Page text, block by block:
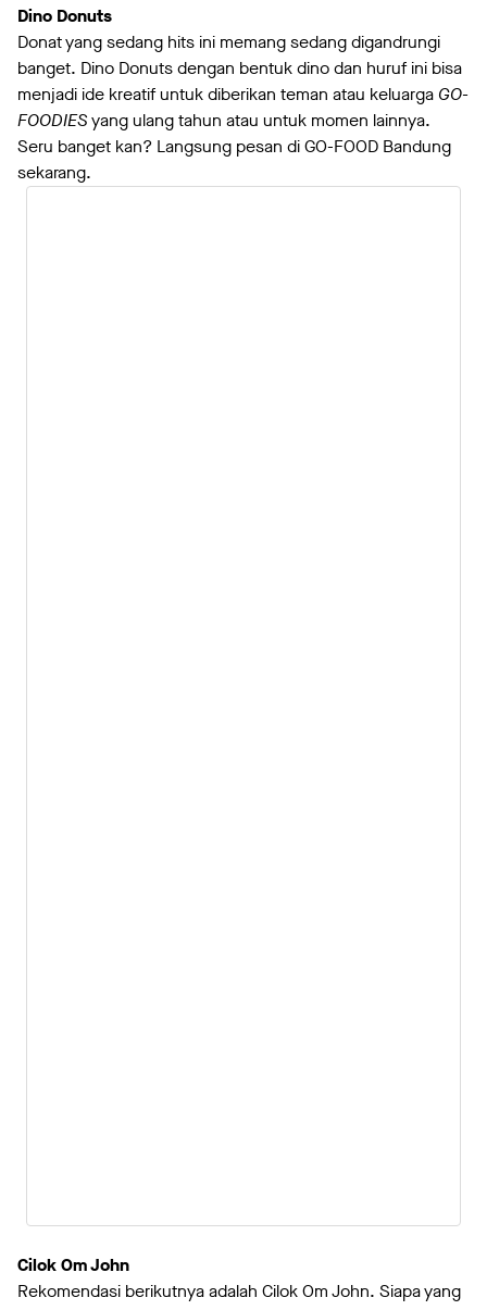
Dino Donuts
Donat yang sedang hits ini memang sedang digandrungi
banget. Dino Donuts dengan bentuk dino dan huruf ini bisa
menjadi ide kreatif untuk diberikan teman atau keluarga GO-
FOODIESyang ulang tahun atau untuk momen lainnya.
Seru banget kan? Langsung pesan di GO-FOOD Bandung
sekarang.
Cilok Om John
Rekomendasi berikutnya adalah Cilok Om John. Siapa yang